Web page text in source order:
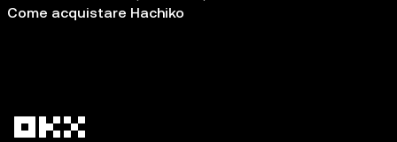
Come acquistare Hachiko